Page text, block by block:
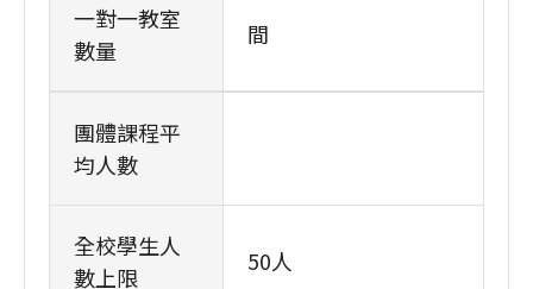
一對一教室
數量
間
團體課程平
均人數
全校學生人
數上限
50人